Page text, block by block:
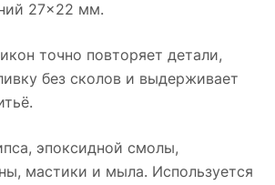
27×22 мм.
точно повторяет детали,
без сколов и выдерживает
эпоксидной смолы,
мастики и мыла. Используется